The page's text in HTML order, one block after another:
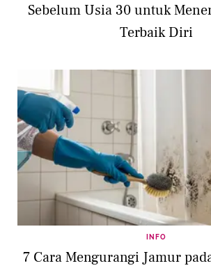
Sebelum Usia 30 untuk
Terbaik Diri
INFO
7 Cara Mengurangi Jamur